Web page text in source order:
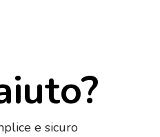
e sicuro